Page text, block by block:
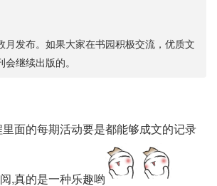
月发布。如果大家在书园积极交流，优质文
继续出版的。
面的每期活动要是都能够成文的记录
,真的是一种乐趣哟